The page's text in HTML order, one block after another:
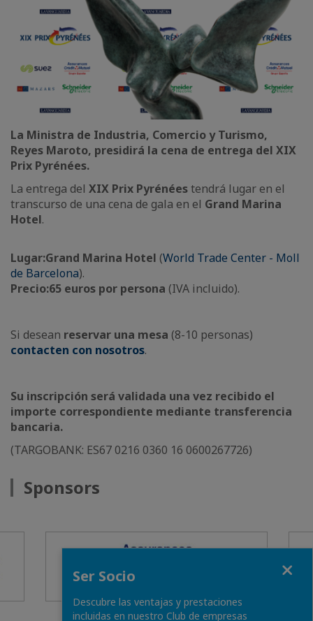
La Ministra de Industria, Comercio y Turismo,
Reyes Maroto, presidirá la cena de entrega del XIX
Prix Pyrénées.
La entrega del XIX Prix Pyrénéestendrá lugar en el
transcurso de una cena de gala en el Grand Marina
Hotel.
Lugar:Grand Marina Hotel (World Trade Center - Moll
de Barcelona).
Precio:65 euros por persona (IVA incluido).
Si desean reservar una mesa (8-10 personas)
contacten con nosotros.
Su inscripción será validada una vez recibido el
importe correspondiente mediante transferencia
bancaria.
(TARGOBANK: ES67 0216 0360 16 0600267726)
Sponsors
Ser Socio
Descubre las ventajas y prestaciones
incluidas en nuestro Club de empresas